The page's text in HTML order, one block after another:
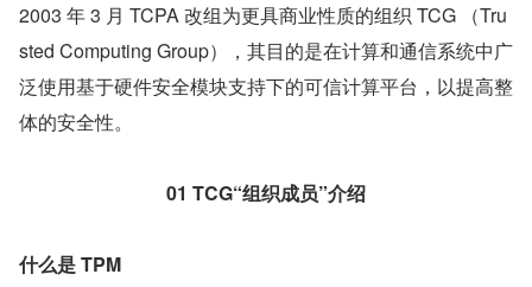
2003 年 3 月 TCPA 改组为更具商业性质的组织 TCG （Tru
sted Computing Group），其目的是在计算和通信系统中广
泛使用基于硬件安全模块支持下的可信计算平台，以提高整
体的安全性。
01 TCG“组织成员”介绍
什么是 TPM